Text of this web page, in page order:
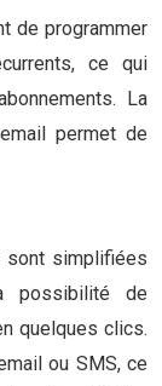
de programmer
ce qui
La
permet de
sont simplifiées
possibilité de
quelques clics.
ou SMS, ce